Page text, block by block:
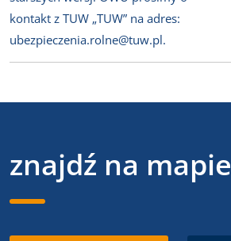
kontakt z TUW „TUW” na adres:
ubezpieczenia.rolne@tuw.pl.
znajdź na mapie